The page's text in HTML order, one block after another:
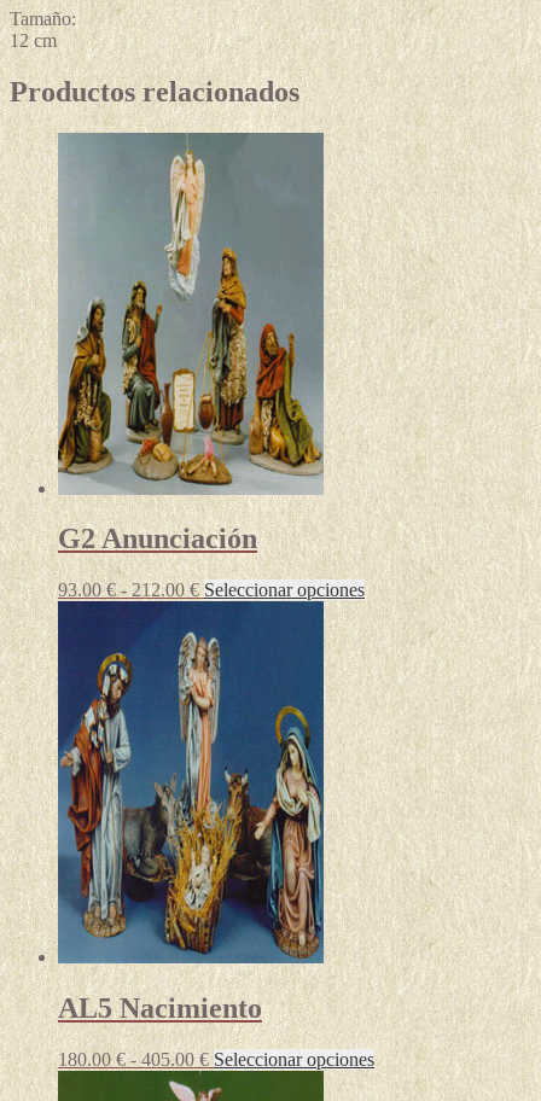
Tamaño:
12 cm
Productos relacionados
G2 Anunciación
93.00€ - 212.00 €Rango
precios:
desde
93.00 €
hasta
212.00 €
Seleccionar opcionesEste
producto
tiene
múltiples
variantes.
Las
opciones
se
pueden
elegir
en
la
página
de
producto
AL5 Nacimiento
180.00€ - 405.00 €Rango
Seleccionar opcionesEste
producto